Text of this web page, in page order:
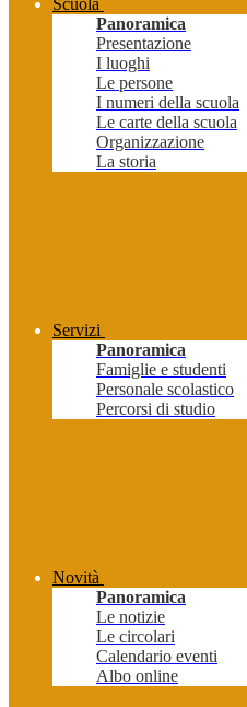
Scuola
Panoramica
Presentazione
I luoghi
Le persone
I numeri della scuola
Le carte della scuola
Organizzazione
La storia
Servizi
Panoramica
Famiglie e studenti
Personale scolastico
Percorsi di studio
Novità
Panoramica
Le notizie
Le circolari
Calendario eventi
Albo online